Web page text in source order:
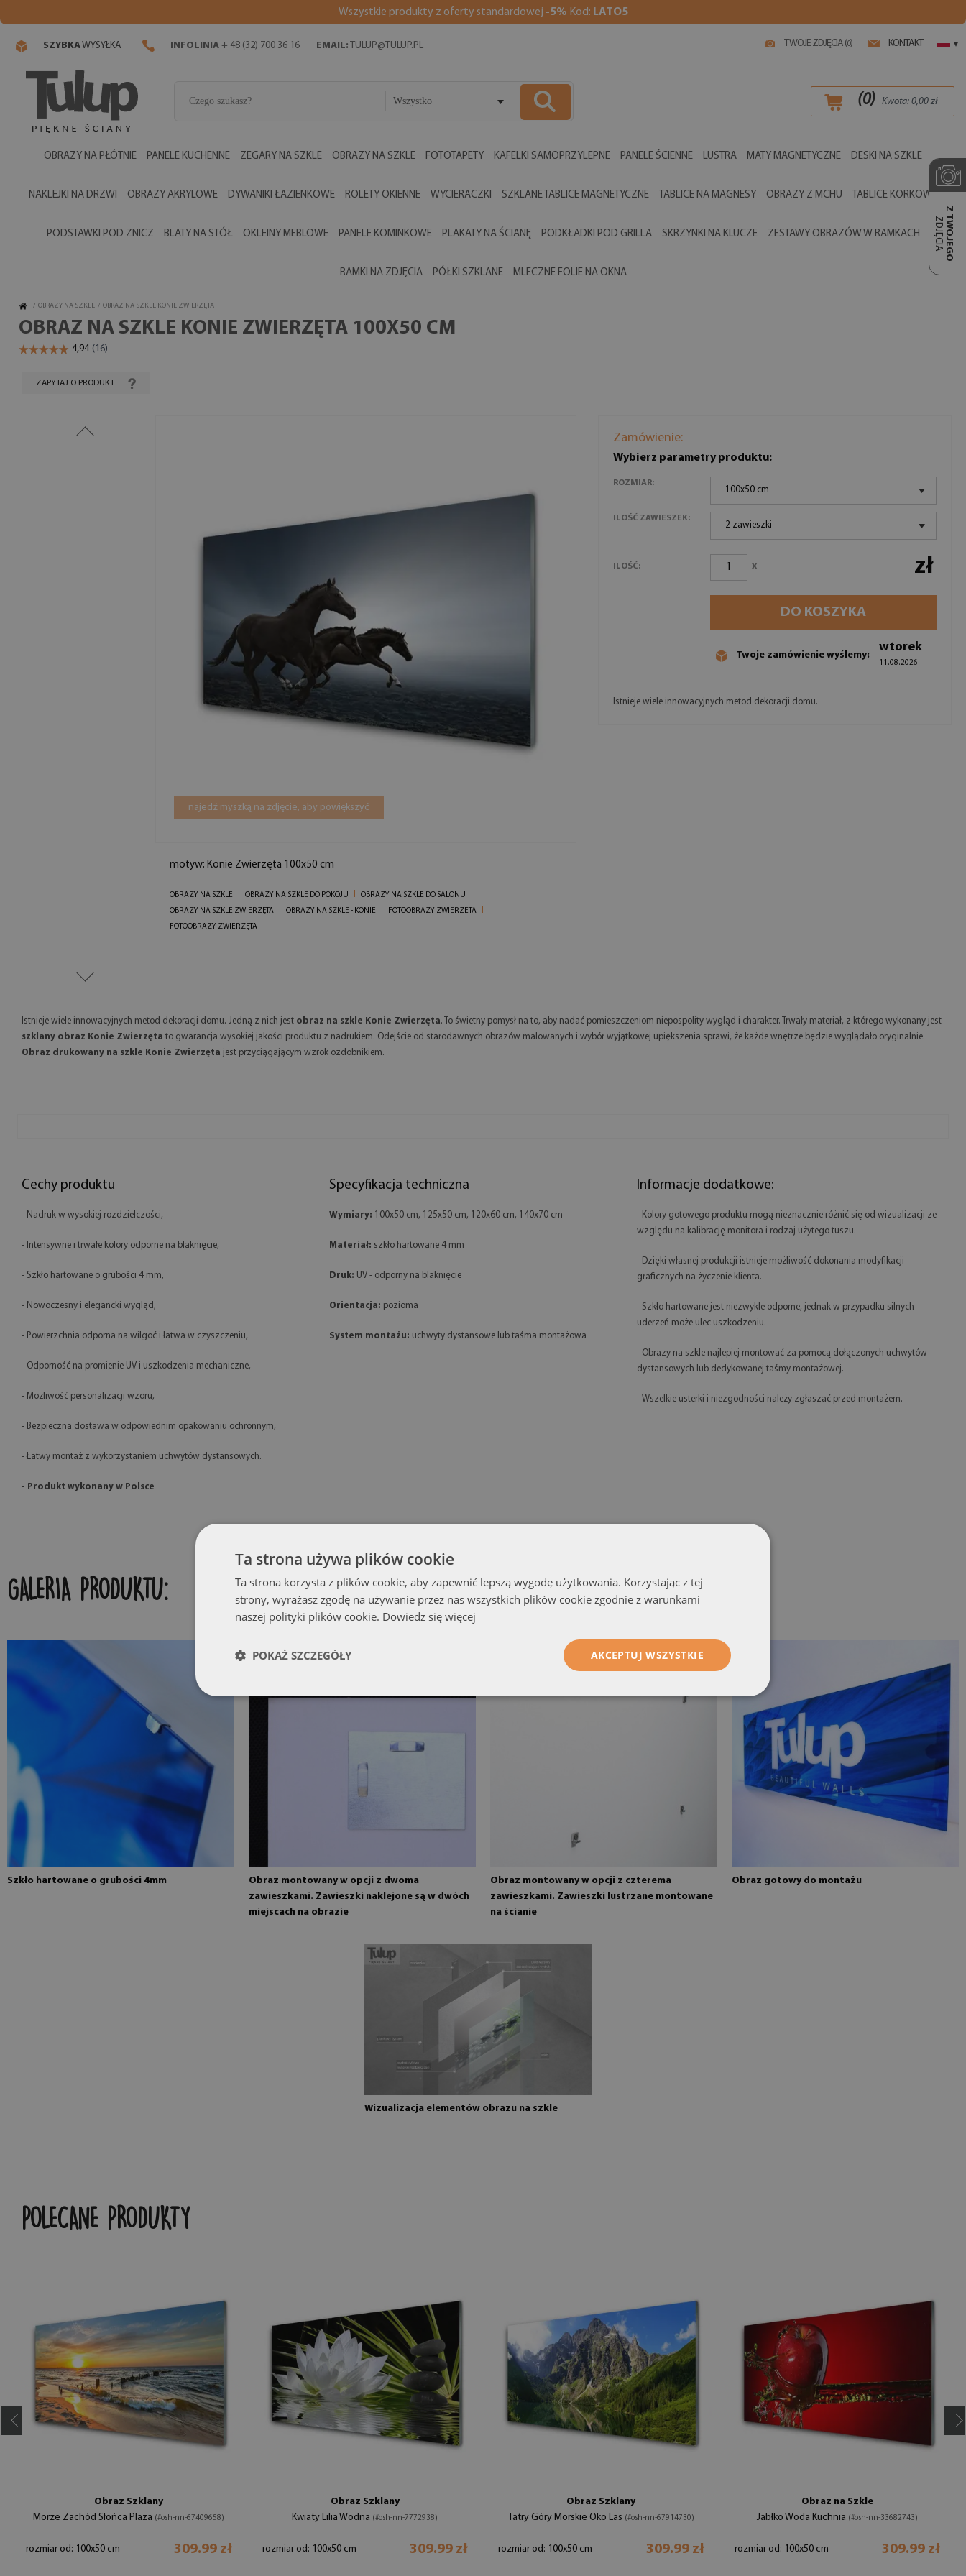
Wszystkie produkty z oferty standardowej -5% Kod: LATO5
TWOJE ZDJĘCIA (0) KONTAKT ▾
SZYBKAWYSYŁKA INFOLINIA + 48 (32) 700 36 16 EMAIL: TULUP@TULUP.PL
Wszystko (0) Kwota: 0,00zł
OBRAZY NA PŁÓTNIE PANELE KUCHENNE ZEGARY NA SZKLE OBRAZY NA SZKLE FOTOTAPETY KAFELKI SAMOPRZYLEPNE PANELE ŚCIENNE LUSTRA MATY MAGNETYCZNE DESKI NA SZKLE
NAKLEJKI NA DRZWI OBRAZY AKRYLOWE DYWANIKI ŁAZIENKOWE ROLETY OKIENNE WYCIERACZKI SZKLANE TABLICE MAGNETYCZNE TABLICE NA MAGNESY OBRAZY Z MCHU TABLICE KORKOWE
PODSTAWKI POD ZNICZ BLATY NA STÓŁ OKLEINY MEBLOWE PANELE KOMINKOWE PLAKATY NA ŚCIANĘ PODKŁADKI POD GRILLA SKRZYNKI NA KLUCZE ZESTAWY OBRAZÓW W RAMKACH
RAMKI NA ZDJĘCIA PÓŁKI SZKLANE MLECZNE FOLIE NA OKNA
Z TWOJEGO
ZDJĘCIA
/ OBRAZY NA SZKLE / OBRAZ NA SZKLE KONIE ZWIERZĘTA
OBRAZ NA SZKLE KONIE ZWIERZĘTA 100X50 CM
ZAPYTAJ O PRODUKT
najedź myszką na zdjęcie, aby powiększyć
motyw: Konie Zwierzęta 100x50 cm
OBRAZY NA SZKLE OBRAZY NA SZKLE DO POKOJU
OBRAZY NA SZKLE DO SALONU
OBRAZY NA SZKLE ZWIERZĘTA
OBRAZY NA SZKLE - KONIE
FOTOOBRAZY ZWIERZETA
FOTOOBRAZY ZWIERZĘTA
Zamówienie:
Wybierz parametry produktu:
ROZMIAR:
100x50 cm
ILOŚĆ ZAWIESZEK:
2 zawieszki
ILOŚĆ: x zł
DO KOSZYKA
Twoje zamówienie wyślemy:
wtorek
11.08.2026
Istnieje wiele innowacyjnych metod dekoracji domu.
Istnieje wiele innowacyjnych metod dekoracji domu. Jedną z nich jest obraz na szkle Konie Zwierzęta. To świetny pomysł na to, aby nadać pomieszczeniom niepospolity wygląd i charakter. Trwały materiał, z którego wykonany jest
szklany obraz Konie Zwierzęta to gwarancja wysokiej jakości produktu z nadrukiem. Odejście od starodawnych obrazów malowanych i wybór wyjątkowej upiększenia sprawi, że każde wnętrze będzie wyglądało oryginalnie.
Obraz drukowany na szkle Konie Zwierzęta jest przyciągającym wzrok ozdobnikiem.
Cechy produktu
- Nadruk w wysokiej rozdzielczości,
- Intensywne i trwałe kolory odporne na blaknięcie,
- Szkło hartowane o grubości 4 mm,
- Nowoczesny i elegancki wygląd,
- Powierzchnia odporna na wilgoć i łatwa w czyszczeniu,
- Odporność na promienie UV i uszkodzenia mechaniczne,
- Możliwość personalizacji wzoru,
- Bezpieczna dostawa w odpowiednim opakowaniu ochronnym,
- Łatwy montaż z wykorzystaniem uchwytów dystansowych.
- Produkt wykonany w Polsce
Specyfikacja techniczna
Wymiary: 100x50 cm, 125x50 cm, 120x60 cm, 140x70 cm
Materiał: szkło hartowane 4 mm
Druk: UV - odporny na blaknięcie
Orientacja: pozioma
System montażu: uchwyty dystansowe lub taśma montażowa
Informacje dodatkowe:
- Kolory gotowego produktu mogą nieznacznie różnić się od wizualizacji ze
względu na kalibrację monitora i rodzaj użytego tuszu.
- Dzięki własnej produkcji istnieje możliwość dokonania modyfikacji
graficznych na życzenie klienta.
- Szkło hartowane jest niezwykle odporne, jednak w przypadku silnych
uderzeń może ulec uszkodzeniu.
- Obrazy na szkle najlepiej montować za pomocą dołączonych uchwytów
dystansowych lub dedykowanej taśmy montażowej.
- Wszelkie usterki i niezgodności należy zgłaszać przed montażem.
GALERIA PRODUKTU:
Szkło hartowane o grubości 4mm
Obraz montowany w opcji z dwoma
zawieszkami. Zawieszki naklejone są w dwóch
miejscach na obrazie
Obraz montowany w opcji z czterema
zawieszkami. Zawieszki lustrzane montowane
na ścianie
Obraz gotowy do montażu
Wizualizacja elementów obrazu na szkle
POLECANE PRODUKTY
Obraz Szklany
Morze Zachód Słońca Plaża (#osh-nn-67409658)
rozmiar od: 100x50 cm 309.99 zł
Obraz Szklany
Kwiaty Lilia Wodna (#osh-nn-7772938)
rozmiar od: 100x50 cm 309.99 zł
Obraz Szklany
Tatry Góry Morskie Oko Las (#osh-nn-67914730)
rozmiar od: 100x50 cm 309.99 zł
Obraz na Szkle
Jabłko Woda Kuchnia (#osh-nn-33682743)
rozmiar od: 100x50 cm 309.99 zł
Ta strona używa plików cookie
Ta strona korzysta z plików cookie, aby zapewnić lepszą wygodę użytkowania. Korzystając z tej
strony, wyrażasz zgodę na używanie przez nas wszystkich plików cookie zgodnie z warunkami
naszej polityki plików cookie. Dowiedz się więcej
AKCEPTUJ WSZYSTKIE
POKAŻ SZCZEGÓŁY